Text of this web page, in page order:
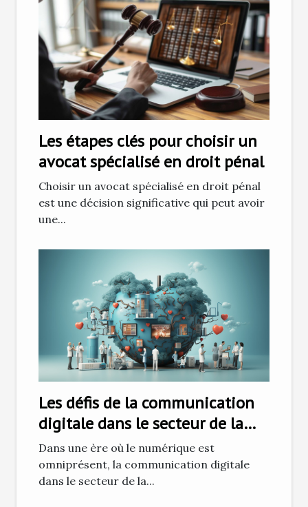
Les étapes clés pour choisir un
avocat spécialisé en droit pénal
Choisir un avocat spécialisé en droit pénal
est une décision significative qui peut avoir
une...
Les défis de la communication
digitale dans le secteur de la
santé
Dans une ère où le numérique est
omniprésent, la communication digitale
dans le secteur de la...